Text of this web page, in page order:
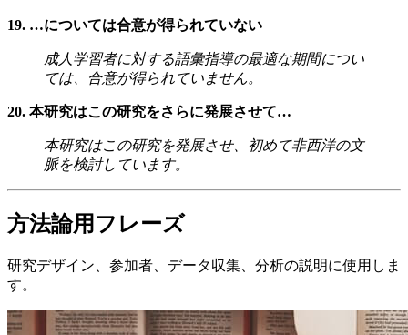
19. …については合意が得られていない
成人学習者に対する語彙指導の最適な期間につい
ては、合意が得られていません。
20. 本研究はこの研究をさらに発展させて…
本研究はこの研究を発展させ、初めて非西洋の文
脈を検討しています。
方法論用フレーズ
研究デザイン、参加者、データ収集、分析の説明に使用しま
す。